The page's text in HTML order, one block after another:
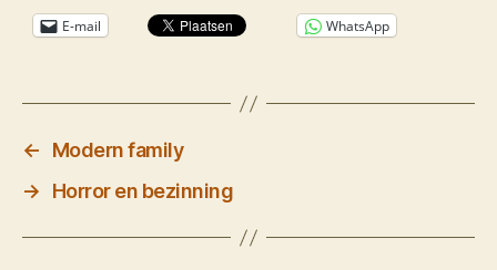
E-mail WhatsApp
←
Modern family
→
Horror en bezinning